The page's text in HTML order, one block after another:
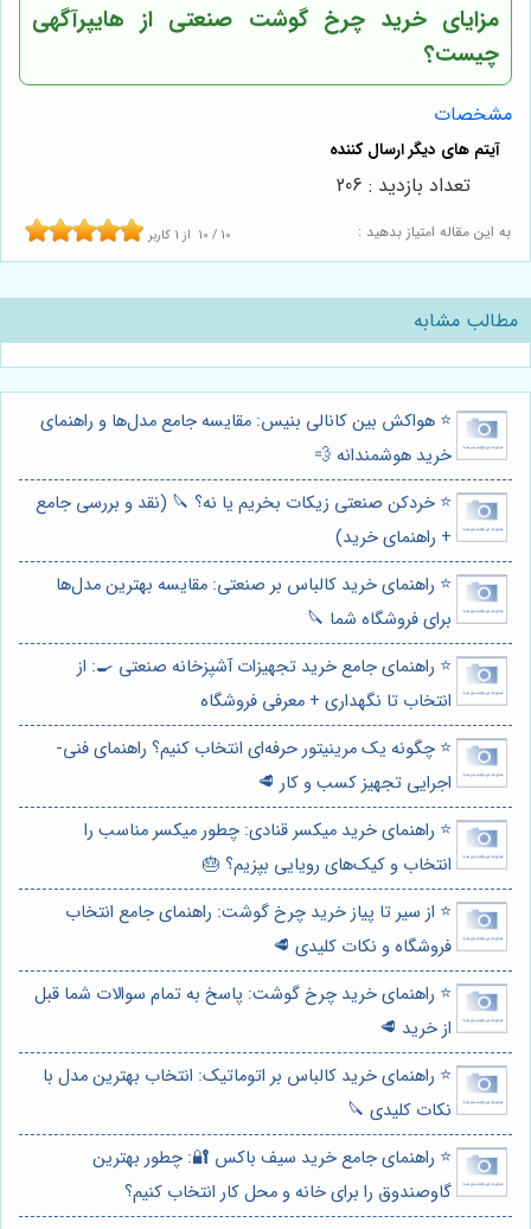
مزایای خرید چرخ گوشت صنعتی از هایپرآگهی
چیست؟
مشخصات
به این مقاله امتیاز بدهید : 10 / 10 از 1 کاربر
تعداد بازدید : 206
مطالب مشابه
⭐️ هواکش بین کانالی بنیس: مقایسه جامع مدل‌ها و راهنمای
خرید هوشمندانه 💨
⭐️ خردکن صنعتی زیکات بخریم یا نه؟ 🔪 (نقد و بررسی جامع
+ راهنمای خرید)
⭐️ راهنمای خرید کالباس بر صنعتی: مقایسه بهترین مدل‌ها
برای فروشگاه شما 🔪
⭐️ راهنمای جامع خرید تجهیزات آشپزخانه صنعتی 🍳: از
انتخاب تا نگهداری + معرفی فروشگاه
⭐️ چگونه یک مرینیتور حرفه‌ای انتخاب کنیم؟ راهنمای فنی-
اجرایی تجهیز کسب و کار 🥩
⭐️ راهنمای خرید میکسر قنادی: چطور میکسر مناسب را
انتخاب و کیک‌های رویایی بپزیم؟ 🎂
⭐️ از سیر تا پیاز خرید چرخ گوشت: راهنمای جامع انتخاب
فروشگاه و نکات کلیدی 🥩
⭐️ راهنمای خرید چرخ گوشت: پاسخ به تمام سوالات شما قبل
از خرید 🥩
⭐️ راهنمای خرید کالباس بر اتوماتیک: انتخاب بهترین مدل با
نکات کلیدی 🔪
⭐️ راهنمای جامع خرید سیف باکس 🔐: چطور بهترین
گاوصندوق را برای خانه و محل کار انتخاب کنیم؟